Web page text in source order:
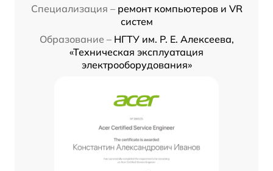
Специализация – ремонт компьютеров и VR
систем
Образование – НГТУ им. Р. Е. Алексеева,
«Техническая эксплуатация
электрооборудования»